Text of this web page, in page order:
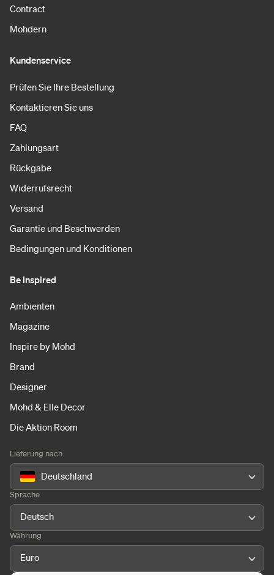
Contract
Mohdern
Kundenservice
Prüfen Sie Ihre Bestellung
Kontaktieren Sie uns
FAQ
Zahlungsart
Rückgabe
Widerrufsrecht
Versand
Garantie und Beschwerden
Bedingungen und Konditionen
Be Inspired
Ambienten
Magazine
Inspire by Mohd
Brand
Designer
Mohd & Elle Decor
Die Aktion Room
Lieferung nach
Deutschland
Sprache
Deutsch
Währung
Euro